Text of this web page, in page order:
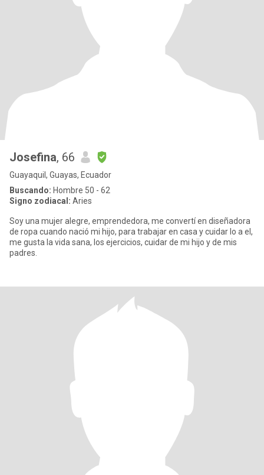
Josefina, 66
Guayaquil, Guayas, Ecuador
Buscando: Hombre 50 - 62
Signo zodiacal: Aries
Soy una mujer alegre, emprendedora, me convertí en diseñadora
de ropa cuando nació mi hijo, para trabajar en casa y cuidar lo a el,
me gusta la vida sana, los ejercicios, cuidar de mi hijo y de mis
padres.